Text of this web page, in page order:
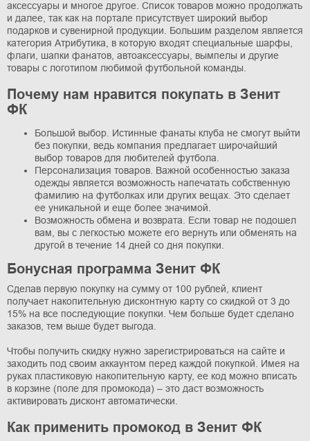
аксессуары и многое другое. Список товаров можно продолжать
и далее, так как на портале присутствует широкий выбор
подарков и сувенирной продукции. Большим разделом является
категория Атрибутика, в которую входят специальные шарфы,
флаги, шапки фанатов, автоаксессуары, вымпелы и другие
товары с логотипом любимой футбольной команды.
Почему нам нравится покупать в Зенит
ФК
Большой выбор. Истинные фанаты клуба не смогут выйти
без покупки, ведь компания предлагает широчайший
выбор товаров для любителей футбола.
Персонализация товаров. Важной особенностью заказа
одежды является возможность напечатать собственную
фамилию на футболках или других вещах. Это сделает
ее уникальной и еще более значимой.
Возможность обмена и возврата. Если товар не подошел
вам, вы с легкостью можете его вернуть или обменять на
другой в течение 14 дней со дня покупки.
Бонусная программа Зенит ФК
Сделав первую покупку на сумму от 100 рублей, клиент
получает накопительную дисконтную карту со скидкой от 3 до
15% на все последующие покупки. Чем больше будет сделано
заказов, тем выше будет выгода.
Чтобы получить скидку нужно зарегистрироваться на сайте и
заходить под своим аккаунтом перед каждой покупкой. Имея на
руках пластиковую накопительную карту, ее код можно вписать
в корзине (поле для промокода) – это даст возможность
активировать дисконт автоматически.
Как применить промокод в Зенит ФК